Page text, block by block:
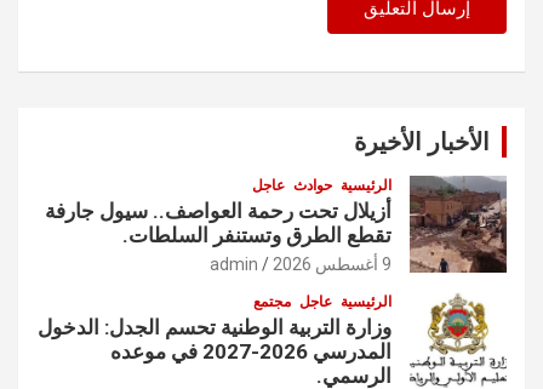
الأخبار الأخيرة
الرئيسية حوادث عاجل
أزيلال تحت رحمة العواصف.. سيول جارفة
تقطع الطرق وتستنفر السلطات.
9 أغسطس 2026 admin
الرئيسية عاجل مجتمع
وزارة التربية الوطنية تحسم الجدل: الدخول
المدرسي 2026-2027 في موعده
الرسمي.